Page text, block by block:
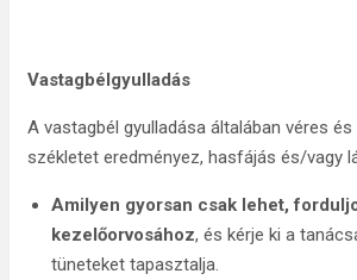
Vastagbélgyulladás
A vastagbél gyulladása általában véres és
székletet eredményez, hasfájás és/vagy
Amilyen gyorsan csak lehet,
kezelőorvosához, és kérje ki a
tüneteket tapasztalja.